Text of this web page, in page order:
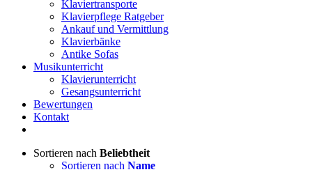
Klaviertransporte
Klavierpflege Ratgeber
Ankauf und Vermittlung
Klavierbänke
Antike Sofas
Musikunterricht
Klavierunterricht
Gesangsunterricht
Bewertungen
Kontakt
Sortieren nach Beliebtheit
Sortieren nach Name